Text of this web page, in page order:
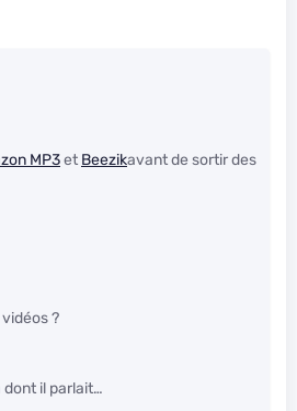
MP3et Beezikavant de sortir des
?
dont il parlait…